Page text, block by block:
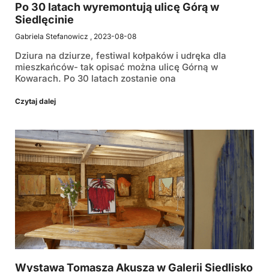
Po 30 latach wyremontują ulicę Górą w
Siedlęcinie
Gabriela Stefanowicz 2023-08-08
Dziura na dziurze, festiwal kołpaków i udręka dla
mieszkańców- tak opisać można ulicę Górną w
Kowarach. Po 30 latach zostanie ona
Czytaj dalej
Wystawa Tomasza Akusza w Galerii Siedlisko